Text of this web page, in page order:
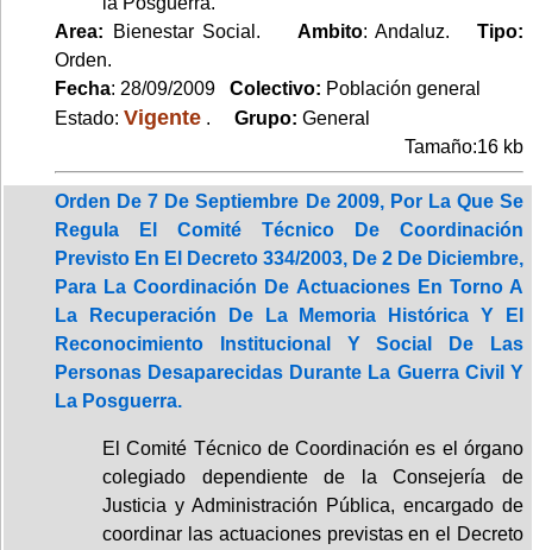
Area: Bienestar Social. Ambito: Andaluz.Tipo:
Orden.
Fecha: 28/09/2009 Colectivo: Población general
Estado: Vigente . Grupo: General
Tamaño:16 kb
Orden De 7 De Septiembre De 2009, Por La Que Se
Regula El Comité Técnico De Coordinación
Previsto En El Decreto 334/2003, De 2 De Diciembre,
Para La Coordinación De Actuaciones En Torno A
La Recuperación De La Memoria Histórica Y El
Reconocimiento Institucional Y Social De Las
Personas Desaparecidas Durante La Guerra Civil Y
La Posguerra.
El Comité Técnico de Coordinación es el órgano
colegiado dependiente de la Consejería de
Justicia y Administración Pública, encargado de
coordinar las actuaciones previstas en el Decreto